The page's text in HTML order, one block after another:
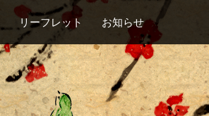
リーフレット お知らせ